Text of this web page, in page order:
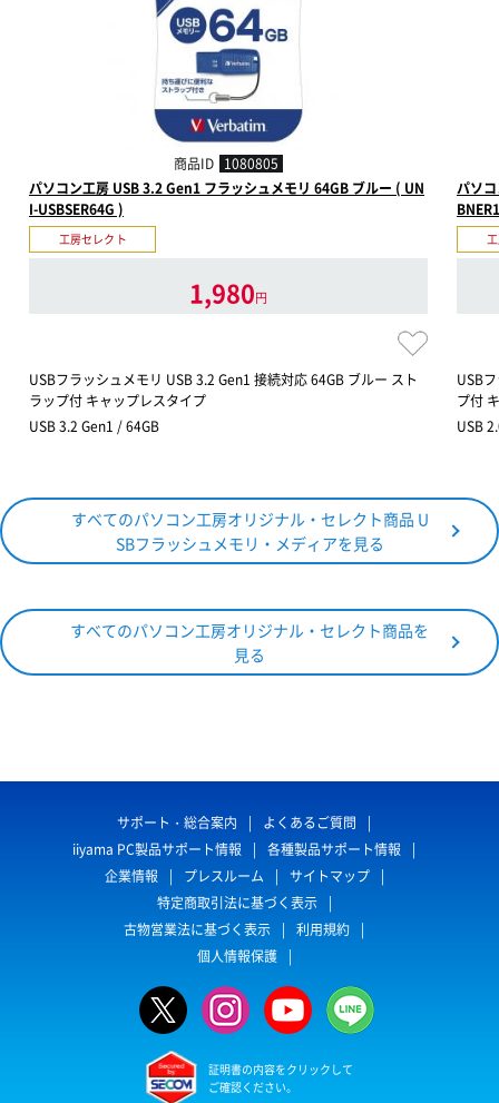
商品ID 1080805
パソコン工房 USB 3.2 Gen1 フラッシュメモリ 64GB ブルー ( UN
I-USBSER64G )
工房セレクト
1,980円
USBフラッシュメモリ USB 3.2 Gen1 接続対応 64GB ブルー スト
ラップ付 キャップレスタイプ
USB 3.2 Gen1 / 64GB
パソ
USB
プ付
USB
すべてのパソコン工房オリジナル・セレクト商品 U
SBフラッシュメモリ・メディアを見る
すべてのパソコン工房オリジナル・セレクト商品を
見る
サポート・総合案内
よくあるご質問
iiyama PC製品サポート情報
各種製品サポート情報
企業情報
プレスルーム
サイトマップ
特定商取引法に基づく表示
古物営業法に基づく表示
利用規約
個人情報保護
証明書の内容をクリックして
ご確認ください。